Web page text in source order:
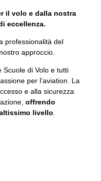
il volo e dalla nostra
eccellenza.
professionalità del
approccio.
Scuole di Volo e tutti
per l’aviation. La
e alla sicurezza
offrendo
livello.